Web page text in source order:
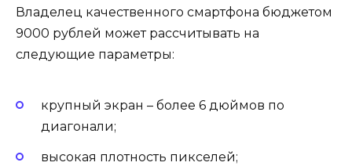
Владелец качественного смартфона бюджетом
9000 рублей может рассчитывать на
следующие параметры:
крупный экран – более 6 дюймов по
диагонали;
высокая плотность пикселей;